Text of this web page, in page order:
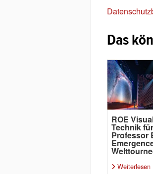
Das
ROE
Technik für
Professor
Weiterlesen